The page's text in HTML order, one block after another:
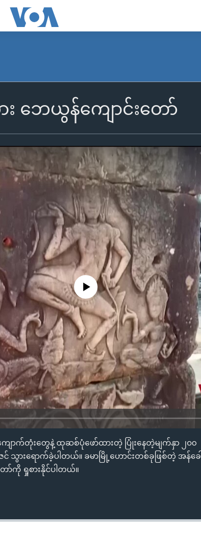
ဘေယွန်ကျောင်းတော်
No media source currently available
ောက်တုံးတွေနဲ့ ထုဆစ်ပုံဖော်ထားတဲ့ ပြုံးနေတဲ့မျက်နှာ ၂၀၀
ားရောက်ခဲ့ပါတယ်။ ခမာမြို့ဟောင်းတစ်ခုဖြစ်တဲ့ အန်ခေါ်
ာ်ကို ရှုစားနိုင်ပါတယ်။